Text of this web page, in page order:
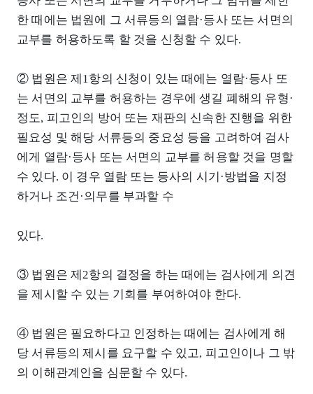
한 때에는 법원에 그 서류등의 열람·등사 또는 서면의
교부를 허용하도록 할 것을 신청할 수 있다.
② 법원은 제1항의 신청이 있는 때에는 열람·등사 또
는 서면의 교부를 허용하는 경우에 생길 폐해의 유형·
정도, 피고인의 방어 또는 재판의 신속한 진행을 위한
필요성 및 해당 서류등의 중요성 등을 고려하여 검사
에게 열람·등사 또는 서면의 교부를 허용할 것을 명할
수 있다. 이 경우 열람 또는 등사의 시기·방법을 지정
하거나 조건·의무를 부과할 수
있다.
③ 법원은 제2항의 결정을 하는 때에는 검사에게 의견
을 제시할 수 있는 기회를 부여하여야 한다.
④ 법원은 필요하다고 인정하는 때에는 검사에게 해
당 서류등의 제시를 요구할 수 있고, 피고인이나 그 밖
의 이해관계인을 심문할 수 있다.